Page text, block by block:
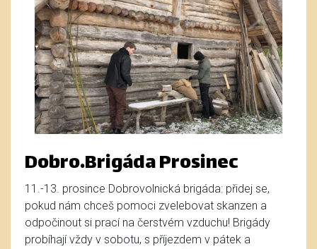
Dobro.Brigáda Prosinec
11.-13. prosince Dobrovolnická brigáda: přidej se,
pokud nám chceš pomoci zvelebovat skanzen a
odpočinout si prací na čerstvém vzduchu! Brigády
probíhají vždy v sobotu, s příjezdem v pátek a